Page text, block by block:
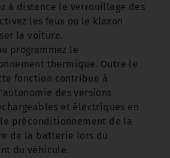
à distance le verrouillage des
les feux ou le klaxon
la voiture.
programmez le
thermique. Outre le
fonction contribue à
des versions
et électriques en
préconditionnement de la
de la batterie lors du
du véhicule.